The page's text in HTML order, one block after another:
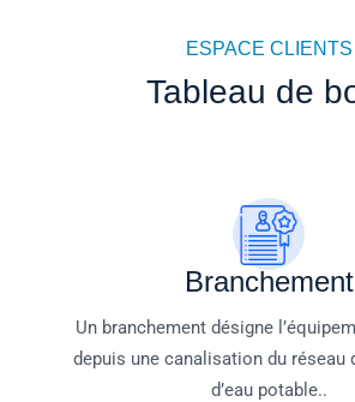
ESPACE CLIENTS
Tableau de
Branchement
Un branchement désigne
depuis une canalisation du réseau
d’eau potable..